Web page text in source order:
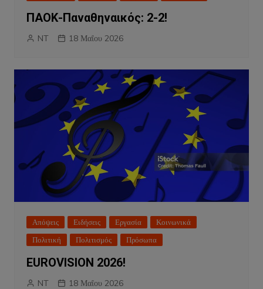
ΠΑΟΚ-Παναθηναικός: 2-2!
NT 18 Μαΐου 2026
Απόψεις Ειδήσεις Εργασία
Κοινωνικά
Πολιτική
Πολιτισμός Πρόσωπα
EUROVISION 2026!
NT 18 Μαΐου 2026